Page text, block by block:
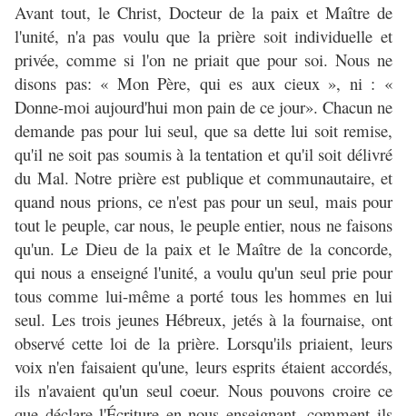
Avant tout, le Christ, Docteur de la paix et Maître de
l'unité, n'a pas voulu que la prière soit individuelle et
privée, comme si l'on ne priait que pour soi. Nous ne
disons pas: « Mon Père, qui es aux cieux », ni : «
Donne-moi aujourd'hui mon pain de ce jour». Chacun ne
demande pas pour lui seul, que sa dette lui soit remise,
qu'il ne soit pas soumis à la tentation et qu'il soit délivré
du Mal. Notre prière est publique et communautaire, et
quand nous prions, ce n'est pas pour un seul, mais pour
tout le peuple, car nous, le peuple entier, nous ne faisons
qu'un. Le Dieu de la paix et le Maître de la concorde,
qui nous a enseigné l'unité, a voulu qu'un seul prie pour
tous comme lui-même a porté tous les hommes en lui
seul. Les trois jeunes Hébreux, jetés à la fournaise, ont
observé cette loi de la prière. Lorsqu'ils priaient, leurs
voix n'en faisaient qu'une, leurs esprits étaient accordés,
ils n'avaient qu'un seul coeur. Nous pouvons croire ce